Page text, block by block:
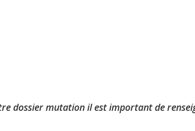
dossier mutation il est important de